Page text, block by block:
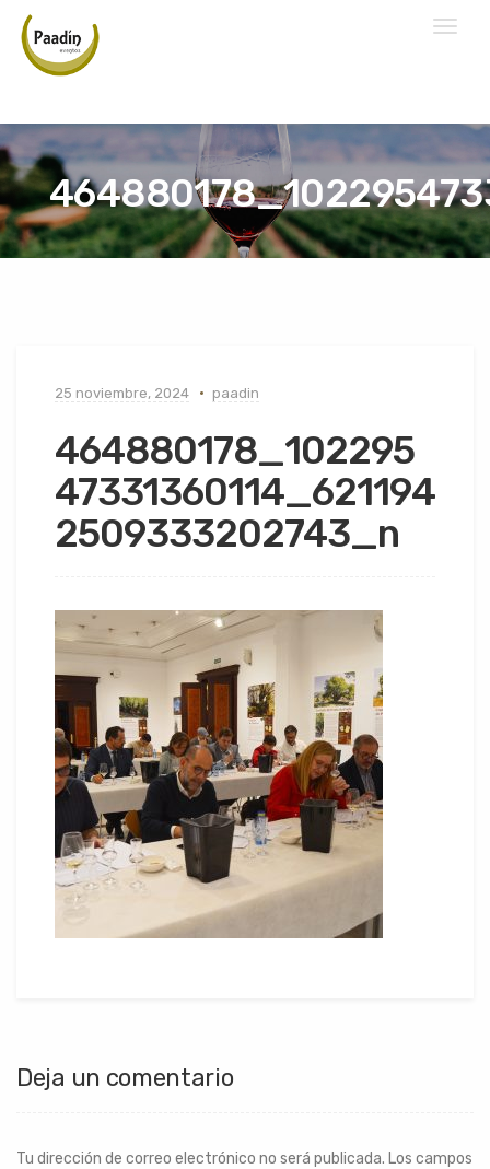
Toggle
25 noviembre, 2024 paadin
464880178_102295
47331360114_621194
2509333202743_n
Deja un comentario
Tu dirección de correo electrónico no será publicada. Los campos